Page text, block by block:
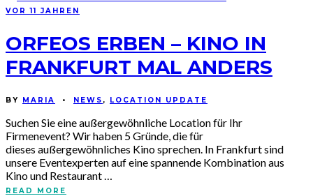
VOR 11 JAHREN
ORFEOS ERBEN – KINO IN
FRANKFURT MAL ANDERS
BY MARIA • NEWS , LOCATION UPDATE
Suchen Sie eine außergewöhnliche Location für Ihr
Firmenevent? Wir haben 5 Gründe, die für
dieses außergewöhnliches Kino sprechen. In Frankfurt sind
unsere Eventexperten auf eine spannende Kombination aus
Kino und Restaurant …
READ MORE